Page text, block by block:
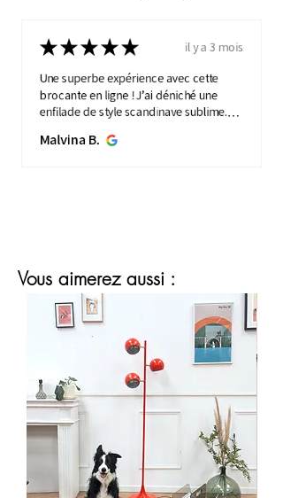
★★★★★
il y a 3 mois
Une superbe expérience avec cette
brocante en ligne ! J’ai déniché une
enfilade de style scandinave sublime.
mon intérieure. Service ...
Malvina B.
Vous aimerez aussi :